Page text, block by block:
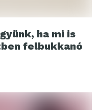
ha mi is
felbukkanó